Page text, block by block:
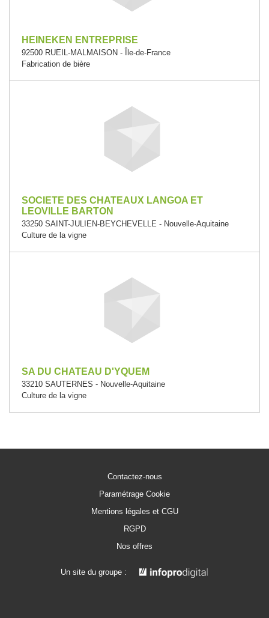
HEINEKEN ENTREPRISE
92500 RUEIL-MALMAISON - Île-de-France
Fabrication de bière
SOCIETE DES CHATEAUX LANGOA ET
LEOVILLE BARTON
33250 SAINT-JULIEN-BEYCHEVELLE - Nouvelle-Aquitaine
Culture de la vigne
SA DU CHATEAU D'YQUEM
33210 SAUTERNES - Nouvelle-Aquitaine
Culture de la vigne
Contactez-nous
Paramétrage Cookie
Mentions légales et CGU
RGPD
Nos offres
Un site du groupe :